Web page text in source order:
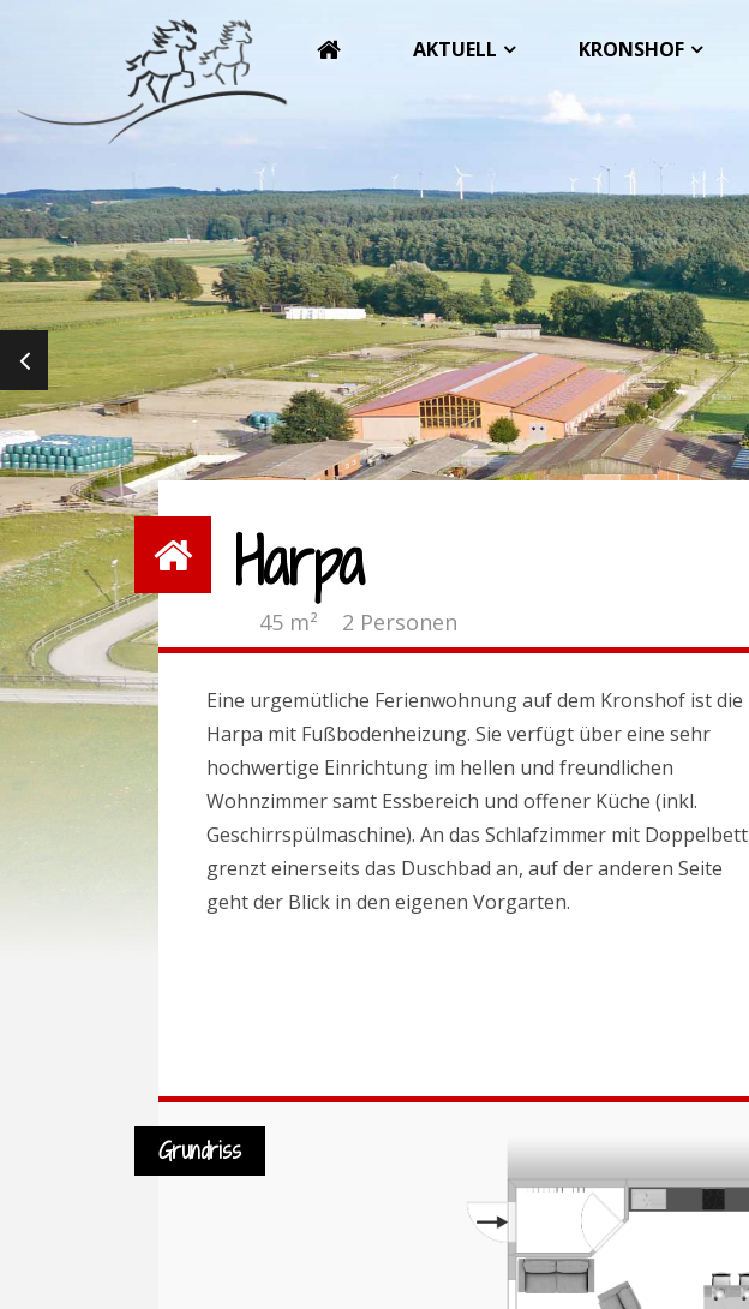
AKTUELL KRONSHOF
PREVIOUS
Harpa
45 m² 2 Personen
Eine urgemütliche Ferienwohnung auf dem Kronshof ist die
Harpa mit Fußbodenheizung. Sie verfügt über eine sehr
hochwertige Einrichtung im hellen und freundlichen
Wohnzimmer samt Essbereich und offener Küche (inkl.
Geschirrspülmaschine). An das Schlafzimmer mit Doppelbett
grenzt einerseits das Duschbad an, auf der anderen Seite
geht der Blick in den eigenen Vorgarten.
Grundriss